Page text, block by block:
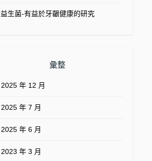
益生菌-有益於牙齦健康的研究
彙整
2025 年 12 月
2025 年 7 月
2025 年 6 月
2023 年 3 月